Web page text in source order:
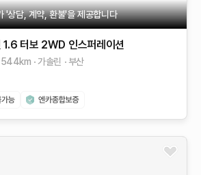
'상담, 계약, 환불'을 제공합니다
1.6 터보 2WD 인스퍼레이션
km 가솔린 부산